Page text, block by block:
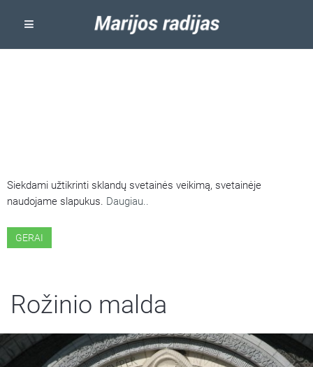
Siekdami užtikrinti sklandų svetainės veikimą, svetainėje
naudojame slapukus. Daugiau..
GERAI
Rožinio malda